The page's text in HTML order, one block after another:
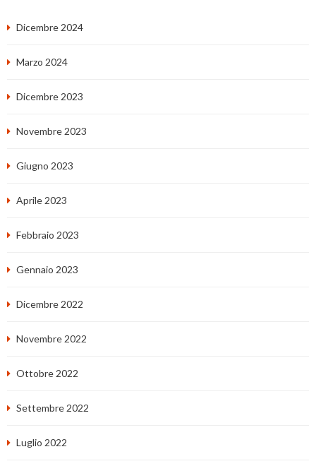
Dicembre 2024
Marzo 2024
Dicembre 2023
Novembre 2023
Giugno 2023
Aprile 2023
Febbraio 2023
Gennaio 2023
Dicembre 2022
Novembre 2022
Ottobre 2022
Settembre 2022
Luglio 2022